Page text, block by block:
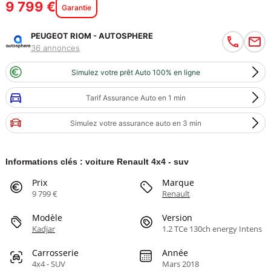
9 799 € Garantie
PEUGEOT RIOM - AUTOSPHERE
36 annonces
Simulez votre prêt Auto 100% en ligne
Tarif Assurance Auto en 1 min
Simulez votre assurance auto en 3 min
Informations clés : voiture Renault 4x4 - suv
Prix
9 799 €
Marque
Renault
Modèle
Kadjar
Version
1.2 TCe 130ch energy Intens
Carrosserie
4x4 - SUV
Année
Mars 2018